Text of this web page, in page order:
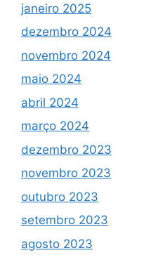
janeiro 2025
dezembro 2024
novembro 2024
maio 2024
abril 2024
março 2024
dezembro 2023
novembro 2023
outubro 2023
setembro 2023
agosto 2023